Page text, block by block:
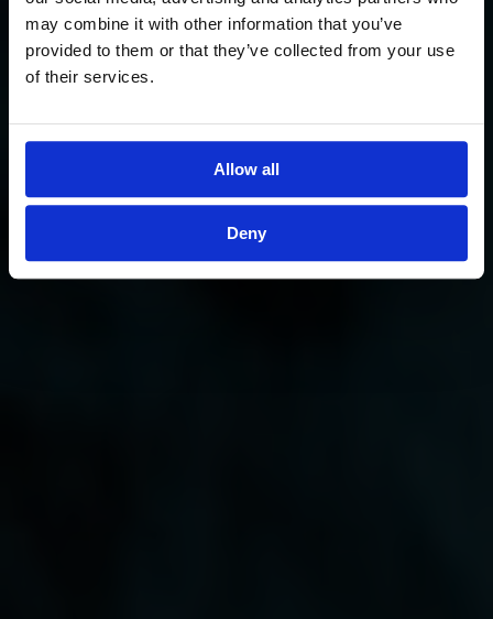
may combine it with other information that you’ve
provided to them or that they’ve collected from your use
of their services.
Allow all
Deny